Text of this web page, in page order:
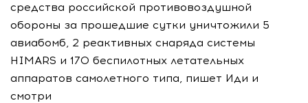
средства российской противовоздушной
обороны за прошедшие сутки уничтожили 5
авиабомб, 2 реактивных снаряда системы
HIMARS и 170 беспилотных летательных
аппаратов самолетного типа, пишет Иди и
смотри